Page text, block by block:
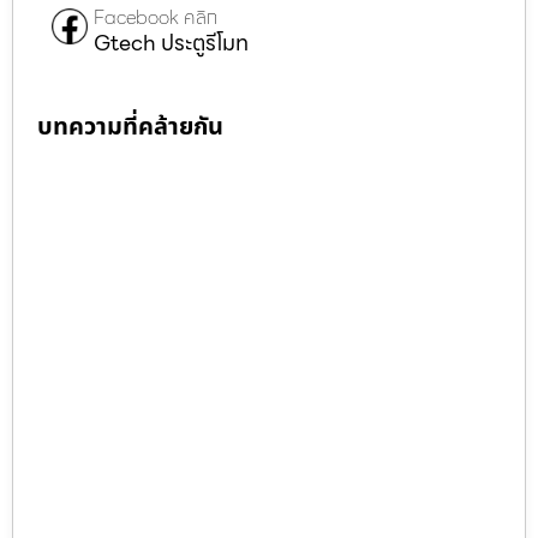
Facebook คลิก
Gtech ประตูรีโมท
บทความที่คล้ายกัน